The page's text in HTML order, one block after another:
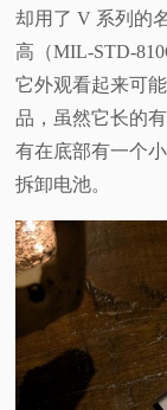
却用了 V 系列的
高（MIL-STD-
它外观看起来可
品，虽然它长的
有在底部有一个
拆卸电池。